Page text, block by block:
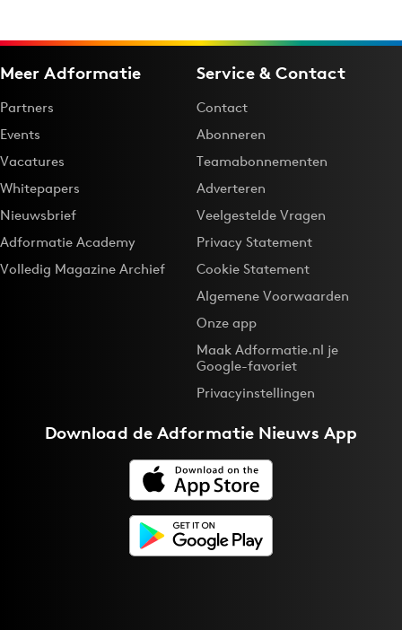
Meer Adformatie
Partners
Events
Vacatures
Whitepapers
Nieuwsbrief
Adformatie Academy
Volledig Magazine Archief
Service & Contact
Contact
Abonneren
Teamabonnementen
Adverteren
Veelgestelde Vragen
Privacy Statement
Cookie Statement
Algemene Voorwaarden
Onze app
Maak Adformatie.nl je
Google-favoriet
Privacyinstellingen
Download deAdformatie Nieuws App